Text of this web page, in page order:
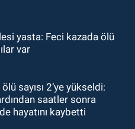
iki kez tahsilat yaptı
babasından suç
yasta: Feci kazada ölü
var
sayısı 2’ye yükseldi:
saatler sonra
hayatını kaybetti